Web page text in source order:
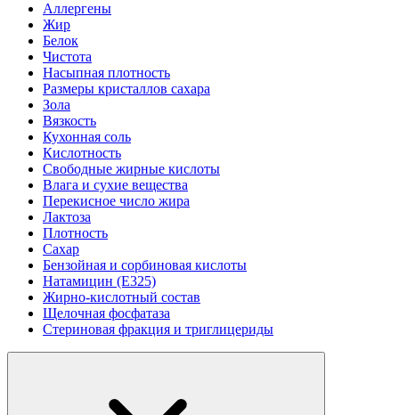
Аллергены
Жир
Белок
Чистота
Насыпная плотность
Размеры кристаллов сахара
Зола
Вязкость
Кухонная соль
Кислотность
Свободные жирные кислоты
Влага и сухие вещества
Перекисное число жира
Лактоза
Плотность
Сахар
Бензойная и сорбиновая кислоты
Натамицин (Е325)
Жирно-кислотный состав
Щелочная фосфатаза
Стериновая фракция и триглицериды